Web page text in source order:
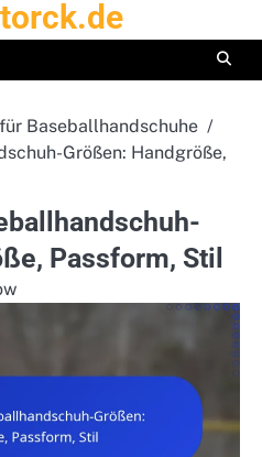
Baseballhandschuhe
Größen: Handgröße,
Passform, Stil